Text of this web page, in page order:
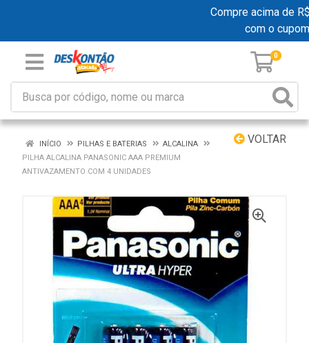
Compre acima de
com o cupom
0
VOLTAR
INÍCIO PILHAS E BATERIAS
ALCALINA
PILHA ALCALINA PANASONIC AAA PREMIUM
ANTIVAZAMENTO COM 4 UNIDADES